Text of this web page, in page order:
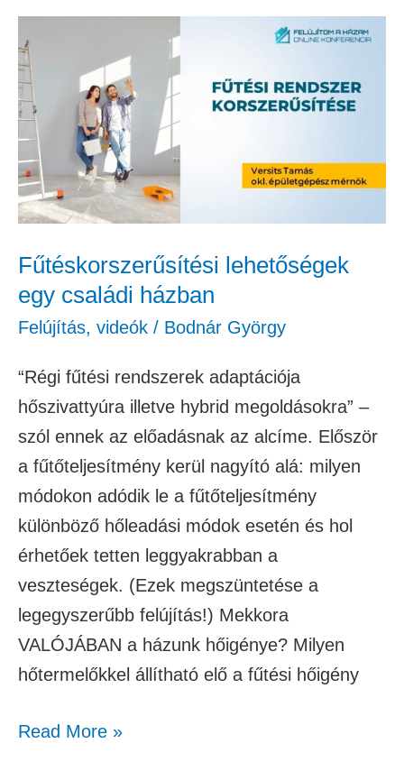
Fűtéskorszerűsítési lehetőségek
egy családi házban
Felújítás, videók / Bodnár György
“Régi fűtési rendszerek adaptációja
hőszivattyúra illetve hybrid megoldásokra” –
szól ennek az előadásnak az alcíme. Először
a fűtőteljesítmény kerül nagyító alá: milyen
módokon adódik le a fűtőteljesítmény
különböző hőleadási módok esetén és hol
érhetőek tetten leggyakrabban a
veszteségek. (Ezek megszüntetése a
legegyszerűbb felújítás!) Mekkora
VALÓJÁBAN a házunk hőigénye? Milyen
hőtermelőkkel állítható elő a fűtési hőigény
lehetőségek
egy
családi
házban
Read More »